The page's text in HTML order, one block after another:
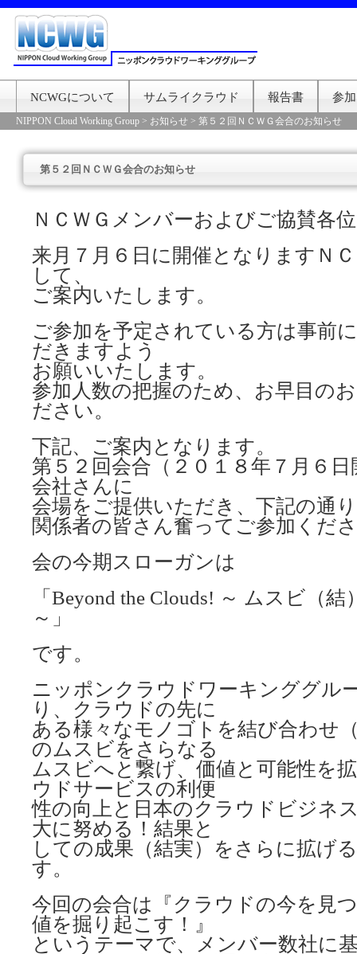
NCWGについて サムライクラウド 報告書 参
NIPPON Cloud Working Group > お知らせ > 第５２回ＮＣＷＧ会合のお知らせ
第５２回ＮＣＷＧ会合のお知らせ
ＮＣＷＧメンバーおよびご協賛各位
来月７月６日に開催となりますＮ
して、
ご案内いたします。
ご参加を予定されている方は事前
だきますよう
お願いいたします。
参加人数の把握のため、お早目の
ださい。
下記、ご案内となります。
第５２回会合（２０１８年７月６
会社さんに
会場をご提供いただき、下記の通
関係者の皆さん奮ってご参加くだ
会の今期スローガンは
「Beyond the Clouds! ～ ムスビ（
～」
です。
ニッポンクラウドワーキンググル
り、クラウドの先に
ある様々なモノゴトを結び合わせ
のムスビをさらなる
ムスビへと繋げ、価値と可能性を
ウドサービスの利便
性の向上と日本のクラウドビジネ
大に努める！結果と
しての成果（結実）をさらに拡げ
す。
今回の会合は『クラウドの今を見
値を掘り起こす！』
というテーマで、メンバー数社に